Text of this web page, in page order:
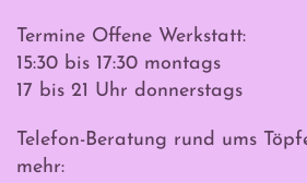
Termine Offene Werkstatt:
15:30 bis 17:30 montags
17 bis 21 Uhr donnerstags
Telefon-Beratung rund ums
mehr: